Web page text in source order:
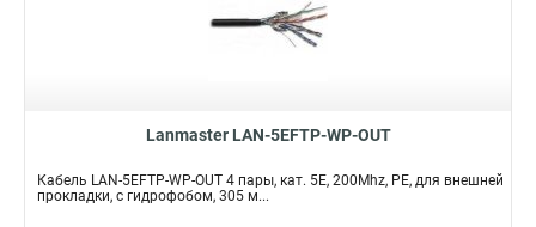
Lanmaster LAN-5EFTP-WP-OUT
Кабель LAN-5EFTP-WP-OUT 4 пары, кат. 5Е, 200Mhz, PE, для внешней
прокладки, с гидрофобом, 305 м...